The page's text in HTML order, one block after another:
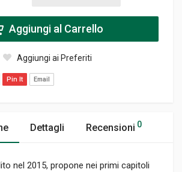
Aggiungi al Carrello
Aggiungi ai Preferiti
Pin It Email
Dettagli Recensioni 0
nel 2015, propone nei primi capitoli